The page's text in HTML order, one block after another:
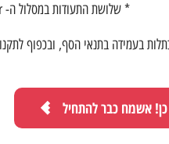
* שלושת התעודות במסלול ה- Master ובמסלול ה-Ultimate .
בעמידה בתנאי הסף, ובכפוף
כן! אשמח כבר להתחיל